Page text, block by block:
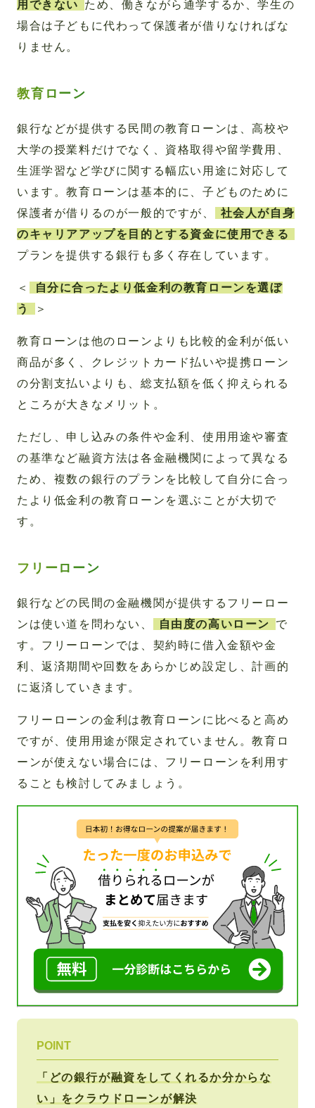
用できない
ため、働きながら通学するか、学生の
場合は子どもに代わって保護者が借りなければな
りません。
教育ローン
銀行などが提供する民間の教育ローンは、高校や
大学の授業料だけでなく、資格取得や留学費用、
生涯学習など学びに関する幅広い用途に対応して
います。教育ローンは基本的に、子どものために
保護者が借りるのが一般的ですが、
社会人が自身
のキャリアアップを目的とする資金に使用できる
プランを提供する銀行も多く存在しています。
＜
自分に合ったより低金利の教育ローンを選ぼ
う
＞
教育ローンは他のローンよりも比較的金利が低い
商品が多く、クレジットカード払いや提携ローン
の分割支払いよりも、総支払額を低く抑えられる
ところが大きなメリット。
ただし、申し込みの条件や金利、使用用途や審査
の基準など融資方法は各金融機関によって異なる
ため、複数の銀行のプランを比較して自分に合っ
たより低金利の教育ローンを選ぶことが大切で
す。
フリーローン
銀行などの民間の金融機関が提供するフリーロー
ンは使い道を問わない、
自由度の高いローン
で
す。フリーローンでは、契約時に借入金額や金
利、返済期間や回数をあらかじめ設定し、計画的
に返済していきます。
フリーローンの金利は教育ローンに比べると高め
ですが、使用用途が限定されていません。教育ロ
ーンが使えない場合には、フリーローンを利用す
ることも検討してみましょう。
POINT
「どの銀行が融資をしてくれるか分からな
い」をクラウドローンが解決